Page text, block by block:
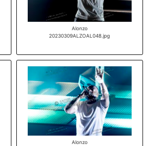
Alonzo
20230309ALZOAL048.jpg
Alonzo